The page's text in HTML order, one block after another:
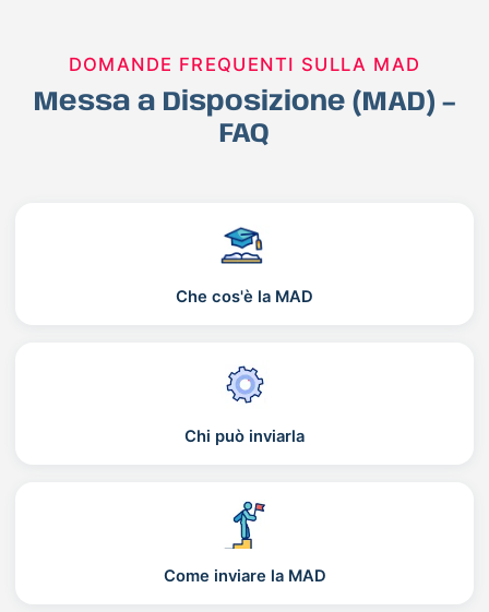
DOMANDE FREQUENTI SULLA MAD
Messa a Disposizione (MAD) –
FAQ
Che cos'è la MAD
Chi può inviarla
Come inviare la MAD